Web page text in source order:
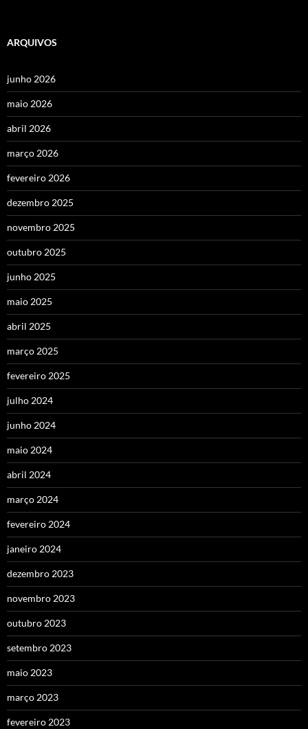
ARQUIVOS
junho 2026
maio 2026
abril 2026
março 2026
fevereiro 2026
dezembro 2025
novembro 2025
outubro 2025
junho 2025
maio 2025
abril 2025
março 2025
fevereiro 2025
julho 2024
junho 2024
maio 2024
abril 2024
março 2024
fevereiro 2024
janeiro 2024
dezembro 2023
novembro 2023
outubro 2023
setembro 2023
maio 2023
março 2023
fevereiro 2023